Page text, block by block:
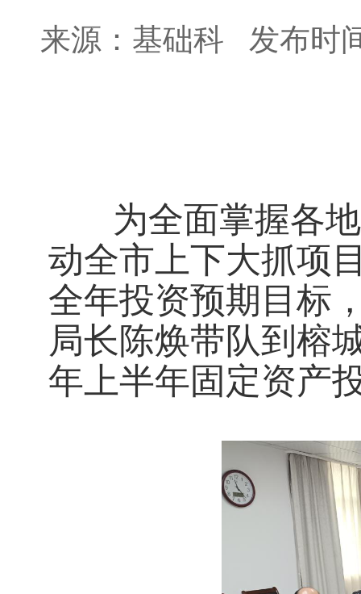
来源：基础科 发布时
为全面掌握各
动全市上下大抓项
全年投资预期目标
局长陈焕带队到榕
年上半年固定资产